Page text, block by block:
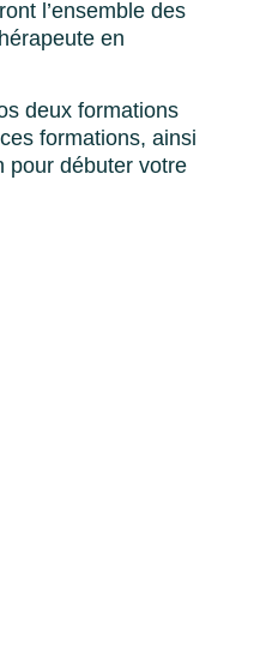
l’ensemble des
en
deux formations
formations, ainsi
pour débuter votre